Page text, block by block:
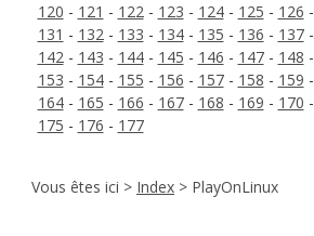
120 - 121 - 122- 123 - 124- 125 - 126 -
131 - 132- 133 - 134- 135 - 136 - 137-
142- 143 - 144- 145 - 146 - 147- 148 -
153 - 154- 155 - 156 - 157- 158 - 159 -
164- 165 - 166 - 167- 168 - 169 - 170 -
175 - 176 - 177
Vous êtes ici > Index > PlayOnLinux